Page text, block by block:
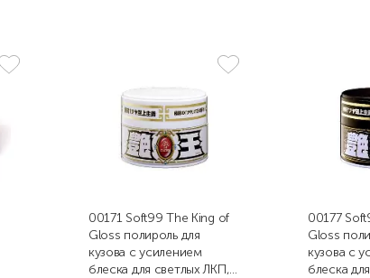
00171 Soft99 The King of
Gloss полироль для
кузова с усилением
блеска для светлых ЛКП,
00177
Gloss
кузова с
блеска